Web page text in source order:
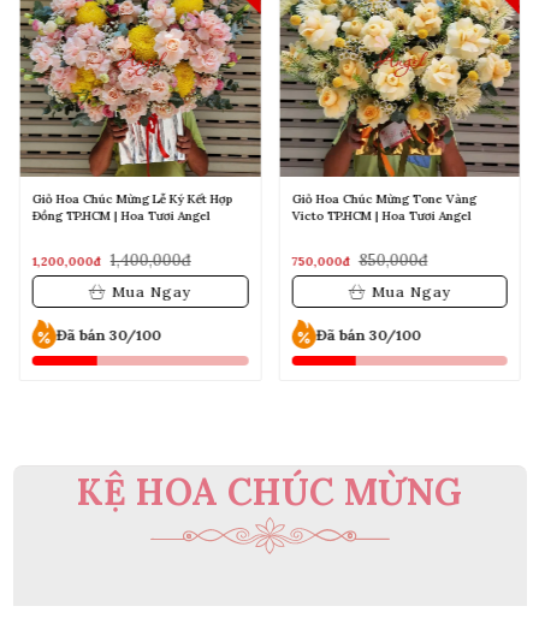
Giỏ Hoa Chúc Mừng Lễ Ký Kết Hợp
Đồng TP.HCM | Hoa Tươi Angel
1,200,000đ 1,400,000đ
Mua Ngay
Đã bán 30/100
Giỏ Hoa Chúc Mừng Tone Vàng
Victo TP.HCM | Hoa Tươi Angel
750,000đ 850,000đ
Mua Ngay
Đã bán 30/100
KỆ HOA CHÚC MỪNG